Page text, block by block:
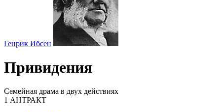
Генрик Ибсен
Привидения
Семейная драма в двух действиях
1 АНТРАКТ